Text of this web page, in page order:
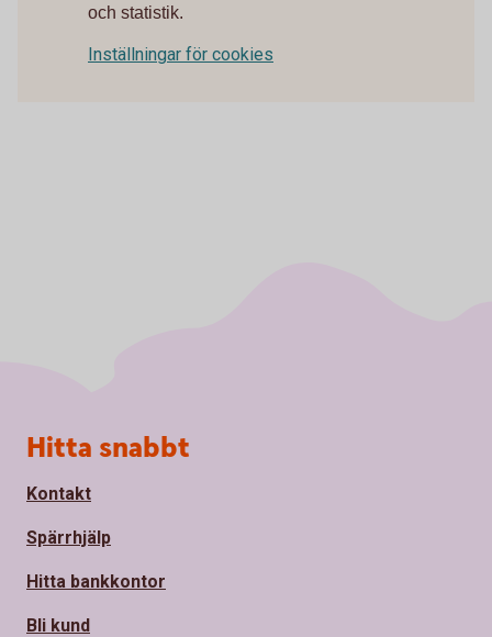
och statistik.
Inställningar för cookies
Sidfot
Hitta snabbt
Kontakt
Spärrhjälp
Hitta bankkontor
Bli kund